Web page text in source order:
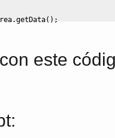
.getData( ) ;
este
: